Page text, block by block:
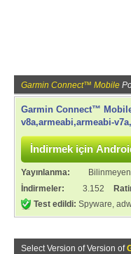
Garmin Connect™ Mobile
Garmin Connect™
v8a,armeabi,armeabi-
Yayınlanma: Bilinmeyen
İndirmeler:
3.152
Test edildi: Spyware,
Select Version of Version of